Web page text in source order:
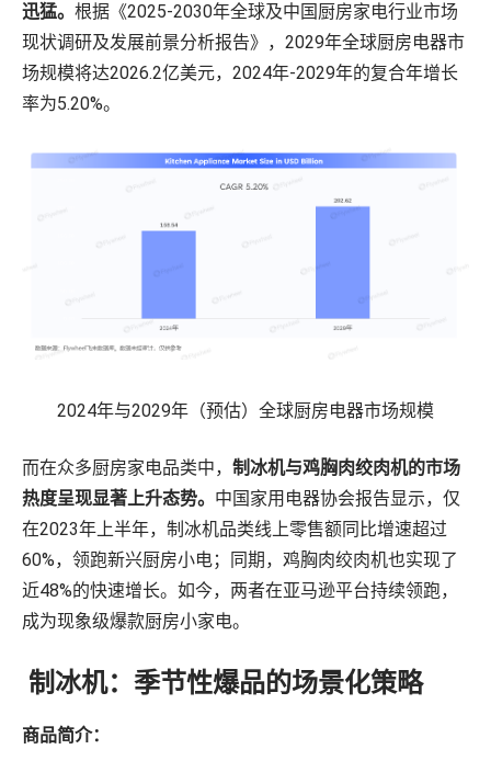
迅猛。 根据《2025-2030年全球及中国厨房家电行业市场
现状调研及发展前景分析报告》，2029年全球厨房电器市
场规模将达2026.2亿美元，2024年-2029年的复合年增长
率为5.20%。
2024年与2029年（预估）全球厨房电器市场规模
而在众多厨房家电品类中， 制冰机与鸡胸肉绞肉机的市场
热度呈现显著上升态势。 中国家用电器协会报告显示，仅
在2023年上半年，制冰机品类线上零售额同比增速超过
60%，领跑新兴厨房小电；同期，鸡胸肉绞肉机也实现了
近48%的快速增长。如今，两者在亚马逊平台持续领跑，
成为现象级爆款厨房小家电。
制冰机：季节性爆品的场景化策略
商品简介：